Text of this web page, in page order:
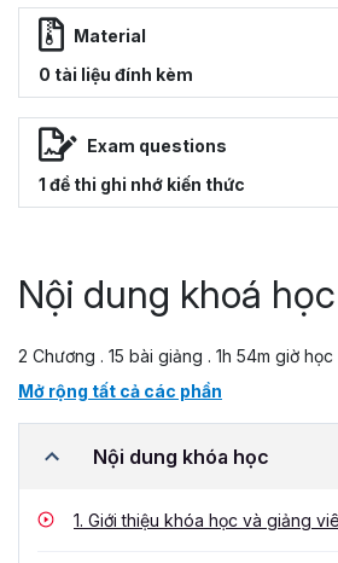
Material
0 tài liệu đính kèm
Exam questions
1 đề thi ghi nhớ kiến thức
Nội dung khoá học
2 Chương . 15 bài giảng . 1h 54m giờ học
Mở rộng tất cả các phần
Nội dung khóa học
1. Giới thiệu khóa học và giảng